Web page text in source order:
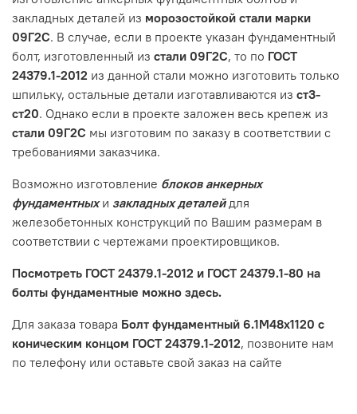
закладных деталей из морозостойкой стали марки
09Г2С. В случае, если в проекте указан фундаментный
болт, изготовленный из стали 09Г2С, то по ГОСТ
24379.1-2012 из данной стали можно изготовить только
шпильку, остальные детали изготавливаются из ст3-
ст20. Однако если в проекте заложен весь крепеж из
стали 09Г2С мы изготовим по заказу в соответствии с
требованиями заказчика.
Возможно изготовление блоков анкерных
фундаментныхи закладных деталейдля
железобетонных конструкций по Вашим размерам в
соответствии с чертежами проектировщиков.
Посмотреть ГОСТ 24379.1-2012 и ГОСТ 24379.1-80 на
болты фундаментные можно здесь.
Для заказа товара Болт фундаментный 6.1М48х1120 с
коническим концом ГОСТ 24379.1-2012, позвоните нам
по телефону или оставьте свой заказ на сайте